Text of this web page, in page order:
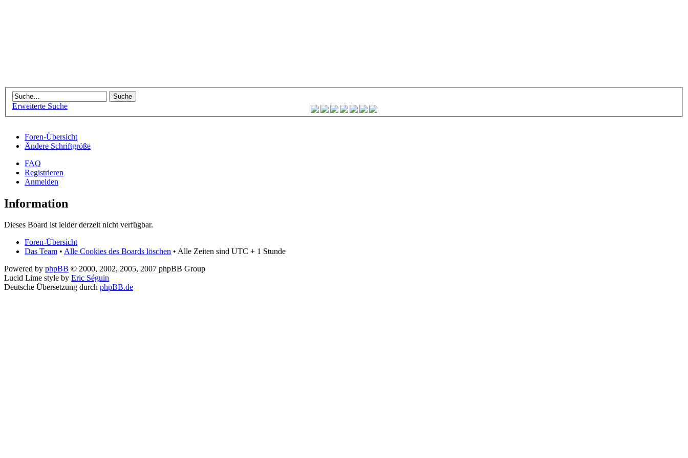
Erweiterte Suche
Foren-Übersicht
Ändere Schriftgröße
FAQ
Registrieren
Anmelden
Information
Dieses Board ist leider derzeit nicht verfügbar.
Foren-Übersicht
Das Team • Alle Cookies des Boards löschen • Alle Zeiten sind UTC + 1 Stunde
Powered by phpBB © 2000, 2002, 2005, 2007 phpBB Group
Lucid Lime style by Eric Séguin
Deutsche Übersetzung durch phpBB.de